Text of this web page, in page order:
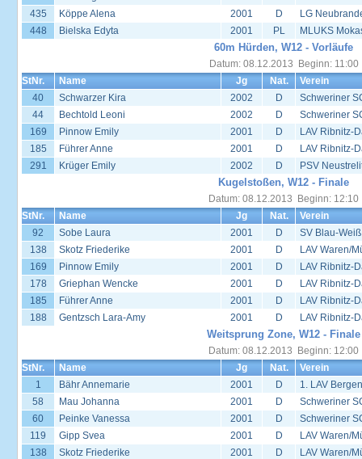
435
Köppe Alena 2001 D
LG
448
Bielska Edyta 2001 PL MLUKS
60m Hürden, W12 - Vorläufe
Datum: 08.12.2013 Beginn: 11:00
StNr.
Name Jg Nat.
Verein
40
Schwarzer Kira 2002 D
Schweriner
44
Bechtold Leoni 2002 D
Schweriner
169
Pinnow Emily 2001 D
LAV Ribnitz-
185
Führer Anne 2001 D
LAV Ribnitz-
291
Krüger Emily 2002 D PSV
Kugelstoßen, W12 - Finale
Datum: 08.12.2013 Beginn: 12:10
StNr.
Name Jg Nat.
Verein
92
Sobe Laura 2001 D
SV Blau-
138
Skotz Friederike 2001 D
LAV Waren/
169
Pinnow Emily 2001 D
LAV Ribnitz-
178
Griephan Wencke 2001 D
LAV Ribnitz-
185
Führer Anne 2001 D
LAV Ribnitz-
188
Gentzsch Lara-Amy 2001 D LAV Ribnitz-
Weitsprung Zone, W12 - Finale
Datum: 08.12.2013 Beginn: 12:00
StNr.
Name Jg Nat.
Verein
1
Bähr Annemarie 2001 D
1. LAV Bergen
58
Mau Johanna 2001 D
Schweriner
60
Peinke Vanessa 2001 D
Schweriner
119
Gipp Svea 2001 D
LAV Waren/
138
Skotz Friederike 2001 D
LAV Waren/